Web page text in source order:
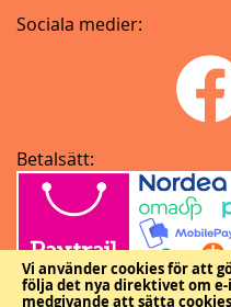
Vi använder cookies för att
följa det nya direktivet om
medgivande att sätta
Sociala medier:
Betalsätt: